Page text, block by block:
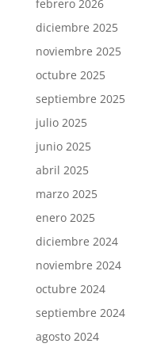
febrero 2026
diciembre 2025
noviembre 2025
octubre 2025
septiembre 2025
julio 2025
junio 2025
abril 2025
marzo 2025
enero 2025
diciembre 2024
noviembre 2024
octubre 2024
septiembre 2024
agosto 2024